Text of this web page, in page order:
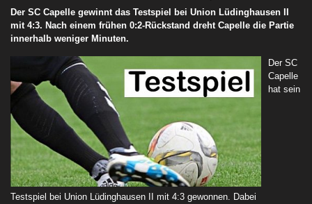
Der SC Capelle gewinnt das Testspiel bei Union Lüdinghausen II
mit 4:3. Nach einem frühen 0:2-Rückstand dreht Capelle die Partie
innerhalb weniger Minuten.
Der SC
Capelle
hat sein
Testspiel bei Union Lüdinghausen II mit 4:3 gewonnen. Dabei